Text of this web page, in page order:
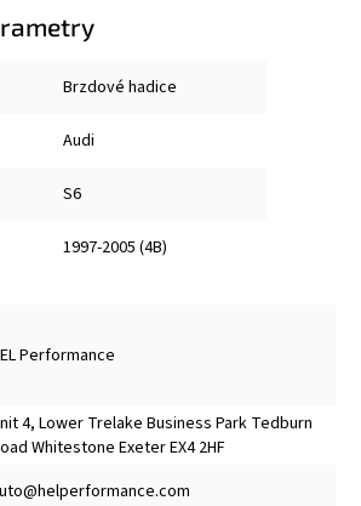
Brzdové hadice
Audi
S6
1997-2005 (4B)
Performance
4, Lower Trelake Business Park Tedburn
Whitestone Exeter EX4 2HF